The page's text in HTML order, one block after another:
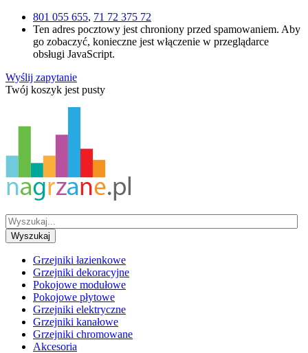
801 055 655, 71 72 375 72
Ten adres pocztowy jest chroniony przed spamowaniem. Aby
go zobaczyć, konieczne jest włączenie w przeglądarce
obsługi JavaScript.
Wyślij zapytanie
Twój koszyk jest pusty
Wyszukaj
Grzejniki łazienkowe
Grzejniki dekoracyjne
Pokojowe modułowe
Pokojowe płytowe
Grzejniki elektryczne
Grzejniki kanałowe
Grzejniki chromowane
Akcesoria